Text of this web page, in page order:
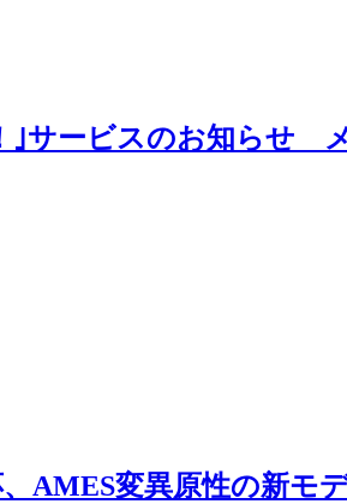
｣サービスのお知らせ
AMES変異原性の新モ